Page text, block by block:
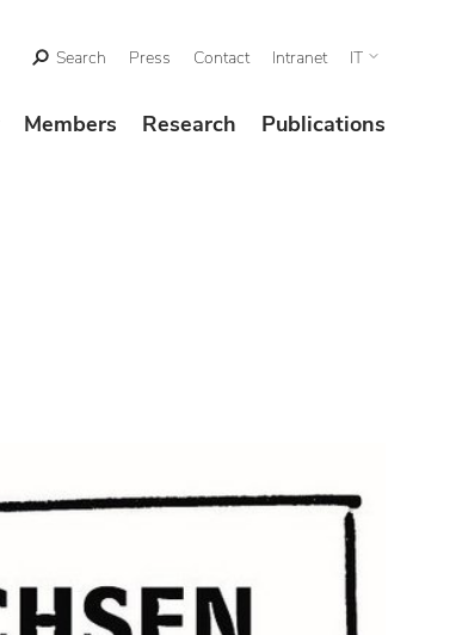
Search Press Contact Intranet IT
Members Research Publications